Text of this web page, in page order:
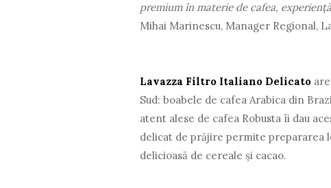
premium în materie de cafea,
Mihai Marinescu, Manager Regional,
Lavazza Filtro Italiano Delicato
Sud: boabele de cafea Arabica din
atent alese de cafea Robusta îi dau
delicat de prăjire permite prepararea
delicioasă de cereale și cacao.